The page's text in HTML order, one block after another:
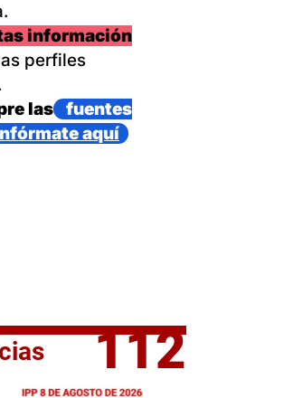
información
perfiles
las
fuentes
aquí
112